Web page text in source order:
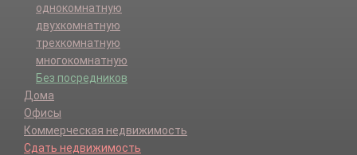
однокомнатную
двухкомнатную
трехкомнатную
многокомнатную
Без посредников
Дома
Офисы
Коммерческая недвижимость
Сдать недвижимость